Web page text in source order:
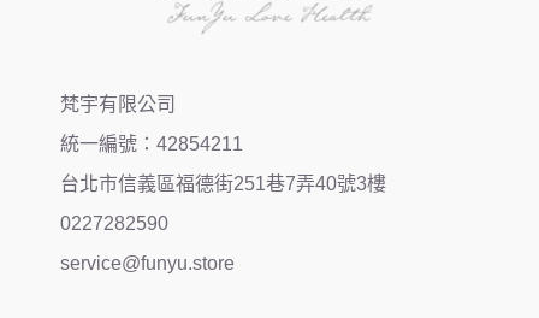
梵宇有限公司
統一編號：42854211
台北市信義區福德街251巷7弄40號3樓
0227282590
service@funyu.store